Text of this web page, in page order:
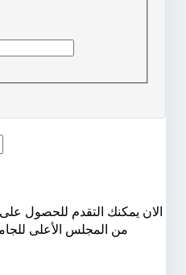
الان يمكنك التقدم للحصول على
من المجلس الأعلى